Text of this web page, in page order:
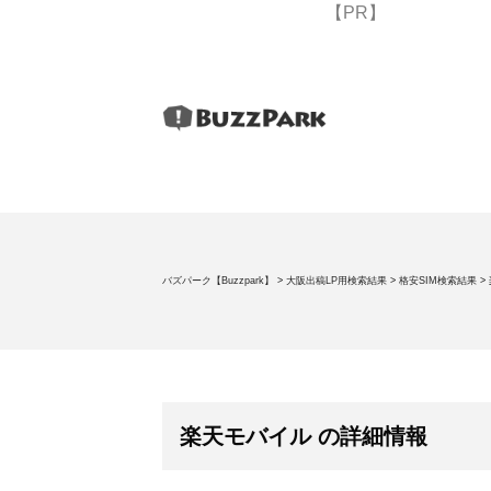
【PR】
バズパーク【Buzzpark】 > 大阪出稿LP用検索結果 > 格安SIM検索結果 >
楽天モバイル の詳細情報